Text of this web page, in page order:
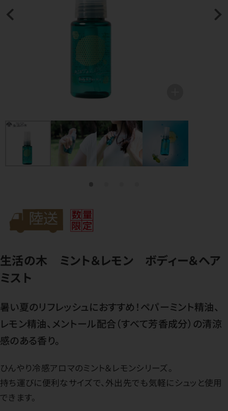
生活の木 ミント＆レモン ボディー＆ヘア
ミスト
暑い夏のリフレッシュにおすすめ！ペパーミント精油、
レモン精油、メントール配合（すべて芳香成分）の清涼
感のある香り。
ひんやり冷感アロマのミント＆レモンシリーズ。
持ち運びに便利なサイズで、外出先でも気軽にシュッと使用
できます。